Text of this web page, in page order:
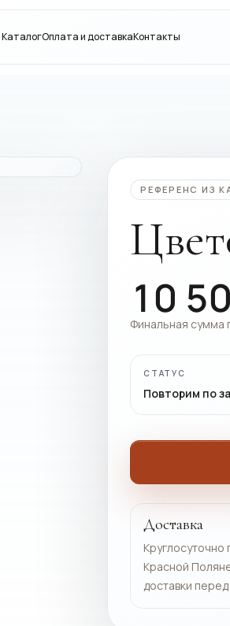
КаталогОплата и доставкаКонтакты
РЕФЕРЕНС ИЗ
10
Финальная сумма
СТАТУС
Повторим по
Доставка
Красной
доставки